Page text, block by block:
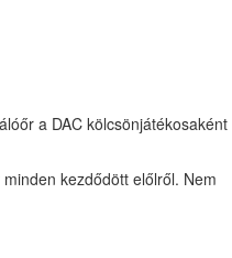
a DAC kölcsönjátékosaként
kezdődött előlről. Nem